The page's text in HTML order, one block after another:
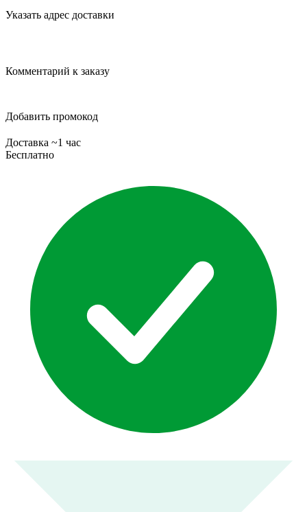
Указать адрес доставки
Комментарий к заказу
Добавить промокод
Доставка ~1 час
Бесплатно